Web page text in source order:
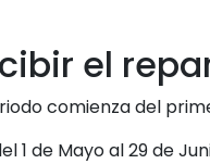
el
comienza del
1 de Mayo al 29 de